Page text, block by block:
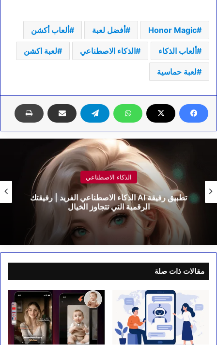
Honor Magic أفضل لعبة ألعاب أكشن
ألعاب الذكاء الذكاء الاصطناعي لعبة اكشن
لعبة حماسية
الذكاء الاصطناعي
تطبيق رفيقة Al الذكاء الاصطناعي الفريد | رفيقتك
الرقمية التي تتجاوز الخيال
مقالات ذات صلة